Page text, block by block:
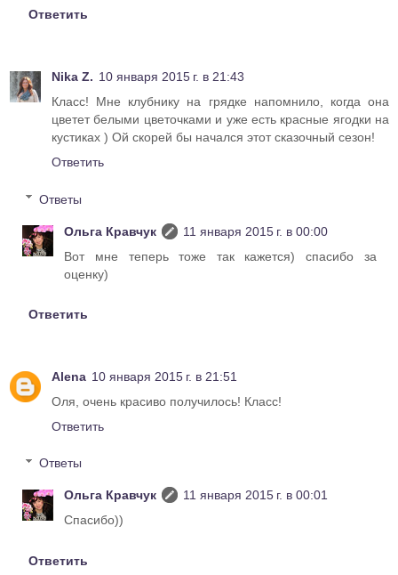
Ответить
Nika Z. 10 января 2015 г. в 21:43
Класс! Мне клубнику на грядке напомнило, когда она
цветет белыми цветочками и уже есть красные ягодки на
кустиках ) Ой скорей бы начался этот сказочный сезон!
Ответить
Ответы
Ольга Кравчук
11 января 2015 г. в 00:00
Вот мне теперь тоже так кажется) спасибо за
оценку)
Ответить
Alena 10 января 2015 г. в 21:51
Оля, очень красиво получилось! Класс!
Ответить
Ответы
Ольга Кравчук
11 января 2015 г. в 00:01
Спасибо))
Ответить